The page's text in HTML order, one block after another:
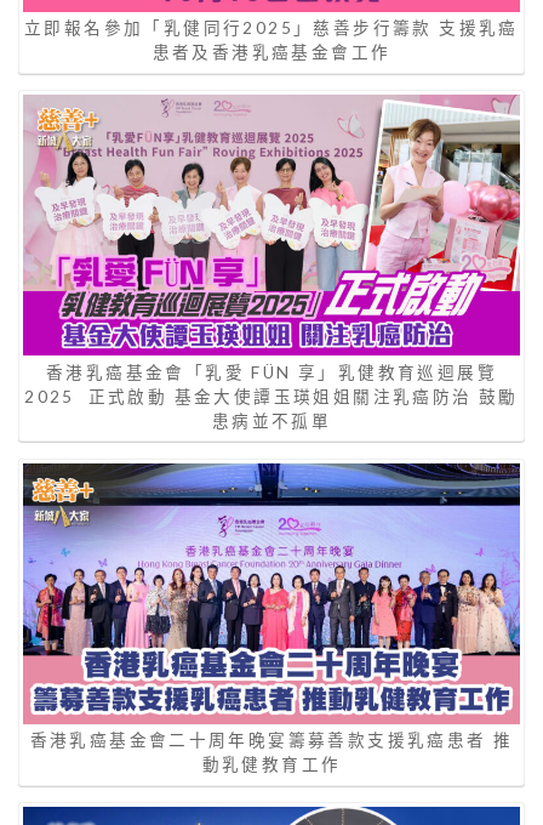
立即報名參加「乳健同行2025」慈善步行籌款 支援乳癌
患者及香港乳癌基金會工作
香港乳癌基金會「乳愛 FÜN 享」乳健教育巡迴展覽
2025 正式啟動 基金大使譚玉瑛姐姐關注乳癌防治 鼓勵
患病並不孤單
香港乳癌基金會二十周年晚宴籌募善款支援乳癌患者 推
動乳健教育工作